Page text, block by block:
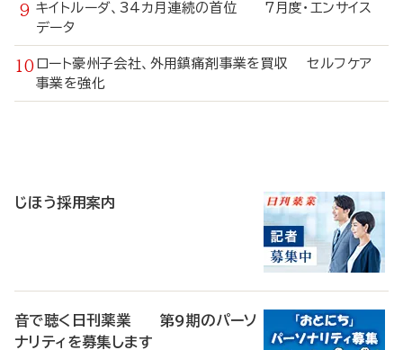
キイトルーダ、34カ月連続の首位 7月度・エンサイス
データ
ロート豪州子会社、外用鎮痛剤事業を買収 セルフケア
事業を強化
じほう採用案内
音で聴く日刊薬業 第9期のパーソ
ナリティを募集します